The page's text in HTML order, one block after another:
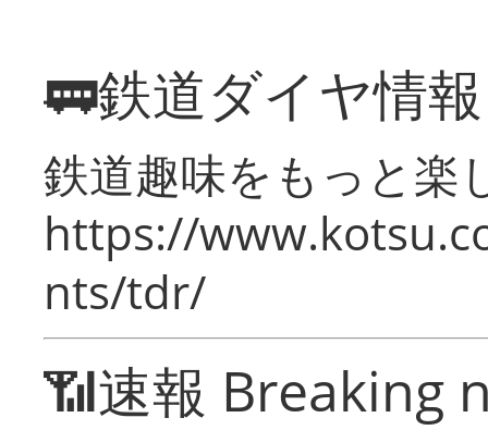
🚃鉄道ダイヤ情
鉄道趣味をもっと楽
https://
nts/tdr/
📶速報 Breaking